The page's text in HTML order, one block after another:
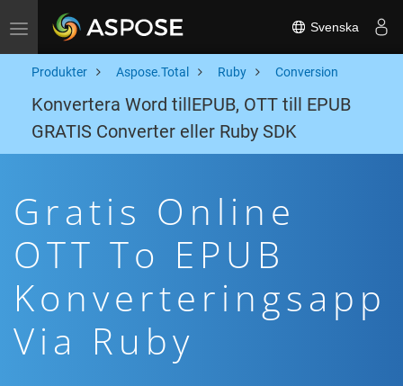
Toggle navigation Svenska
Produkter Aspose.Total Ruby Conversion
Konvertera Word tillEPUB, OTT till EPUB
GRATIS Converter eller Ruby SDK
Gratis Online
OTT To EPUB
Konverteringsapp
Via Ruby